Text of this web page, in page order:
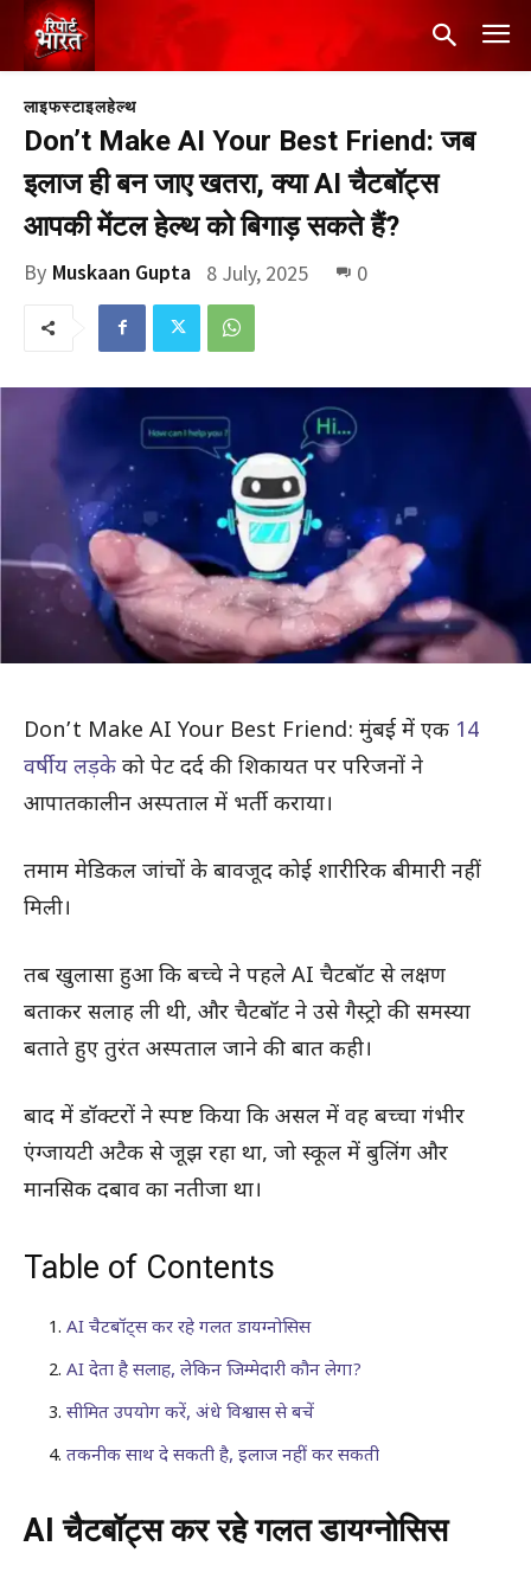
लाइफस्टाइलहेल्थ
Don’t Make AI Your Best Friend: जब
इलाज ही बन जाए खतरा, क्या AI चैटबॉट्स
आपकी मेंटल हेल्थ को बिगाड़ सकते हैं?
By Muskaan Gupta 8 July, 2025 0
Don’t Make AI Your Best Friend: मुंबई में एक 14
वर्षीय लड़के को पेट दर्द की शिकायत पर परिजनों ने
आपातकालीन अस्पताल में भर्ती कराया।
तमाम मेडिकल जांचों के बावजूद कोई शारीरिक बीमारी नहीं
मिली।
तब खुलासा हुआ कि बच्चे ने पहले AI चैटबॉट से लक्षण
बताकर सलाह ली थी, और चैटबॉट ने उसे गैस्ट्रो की समस्या
बताते हुए तुरंत अस्पताल जाने की बात कही।
बाद में डॉक्टरों ने स्पष्ट किया कि असल में वह बच्चा गंभीर
एंग्जायटी अटैक से जूझ रहा था, जो स्कूल में बुलिंग और
मानसिक दबाव का नतीजा था।
Table of Contents
AI चैटबॉट्स कर रहे गलत डायग्नोसिस
AI देता है सलाह, लेकिन जिम्मेदारी कौन लेगा?
सीमित उपयोग करें, अंधे विश्वास से बचें
तकनीक साथ दे सकती है, इलाज नहीं कर सकती
AI चैटबॉट्स कर रहे गलत डायग्नोसिस